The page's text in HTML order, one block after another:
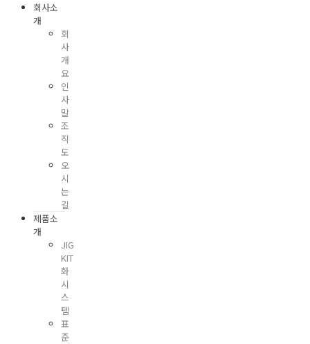
회사소
개
회
사
개
요
인
사
말
조
직
도
오
시
는
길
제품소
개
JIG
KIT
화
시
스
템
표
준